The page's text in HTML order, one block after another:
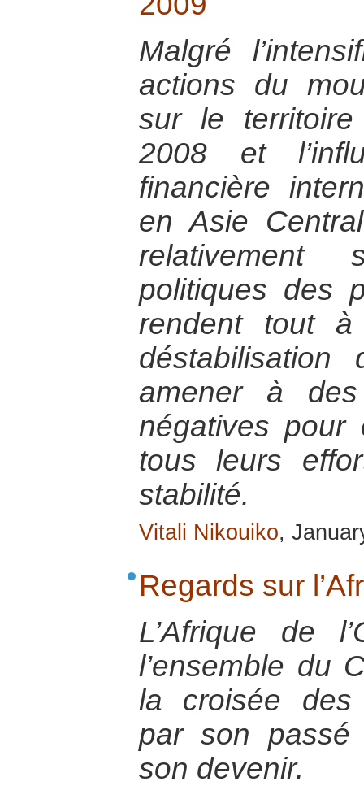
Malgré
actions du
sur le territoire
2008 et
financière
en Asie
relativement
politiques des
rendent tout
amener à des
négatives pour
tous leurs
stabilité.
Vitali Nikouiko,
Regards sur
L’Afrique de
l’ensemble du
la croisée des
par son passé
son devenir.